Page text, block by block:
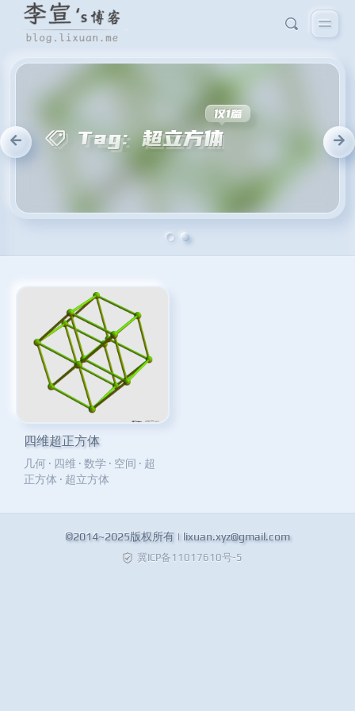
四维超正方体
几何 · 四维 · 数学 · 空间 · 超
正方体 · 超立方体
©2014~2025版权所有 | lixuan.xyz@gmail.com
冀ICP备11017610号-5